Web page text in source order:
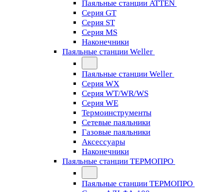
Паяльные станции ATTEN
Серия GT
Серия ST
Серия MS
Наконечники
Паяльные станции Weller
Паяльные станции Weller
Серия WX
Серия WT/WR/WS
Серия WE
Термоинструменты
Сетевые паяльники
Газовые паяльники
Аксессуары
Наконечники
Паяльные станции ТЕРМОПРО
Паяльные станции ТЕРМОПРО